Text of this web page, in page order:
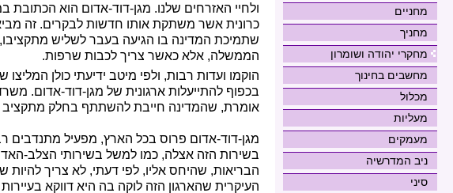
מחניים
מחניך
מחקרי יהודה ושומרון
מחשבים בחינוך
מכלול
מעליות
מעמקים
ניב המדרשיה
סיני
ולחיי האזרחים שלנו. מגן-דוד-אדום הוא הכתובת
כרונית אשר משתקת אותו חדשות לבקרים. זה
שתמיכת המדינה בו הגיעה בעבר לשליש מתקציבו,
הממשלה, אלא כאשר צריך לכבות שרפות.
הוקמו ועדות רבות, ולפי מיטב ידיעתי כולן
בכפוף להתייעלות ארגונית של מגן-דוד-אדום.
אומרת, שהמדינה חייבת להשתתף בחלק מתקציב
מגן-דוד-אדום פרוס בכל הארץ, מפעיל מתנדבים
בשירות הזה אצלה, כמו למשל בשירותי הצלב-
הבריאות, שהיחס אליו, לפי דעתי, לא צריך
העיקרית שהארגון הזה לוקה בה היא דווקא